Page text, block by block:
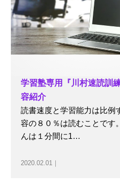
学習塾専用『川村速読訓
容紹介
読書速度と学習能力は比例
容の８０％は読むことです
んは１分間に1…
2020.02.01｜